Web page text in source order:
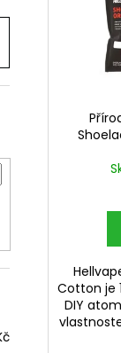
Cotton je
DIY